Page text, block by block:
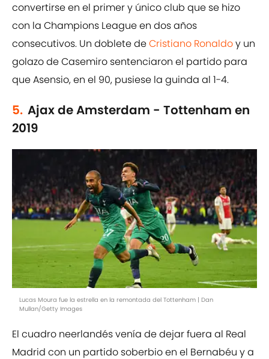
convertirse en el primer y único club que se hizo
con la Champions League en dos años
consecutivos. Un doblete deCristiano Ronaldoy un
golazo de Casemiro sentenciaron el partido para
que Asensio, en el 90, pusiese la guinda al 1-4.
5. Ajax de Amsterdam - Tottenham en
2019
Lucas Moura fue la estrella en la remontada del Tottenham | Dan
Mullan/Getty Images
El cuadro neerlandés venía de dejar fuera al Real
Madrid con un partido soberbio en el Bernabéu y a